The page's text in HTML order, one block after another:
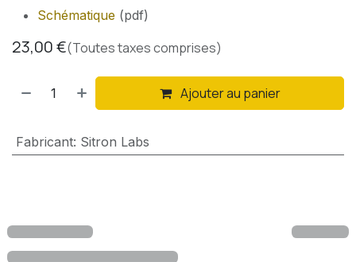
Schématique (pdf)
23,00€(Toutes taxes comprises)
Ajouter au panier
Fabricant: Sitron Labs